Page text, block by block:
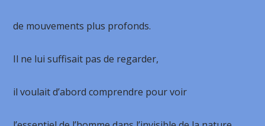
de mouvements plus profonds.
Il ne lui suffisait pas de regarder,
il voulait d’abord comprendre pour voir